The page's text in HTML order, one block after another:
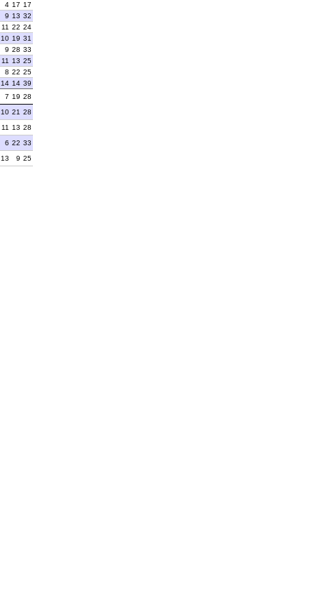
4 17 17
9 13 32
11 22 24
10 19 31
9 28 33
11 13 25
8 22 25
14 14 39
7 19 28
10 21 28
11 13 28
6 22 33
13 9 25